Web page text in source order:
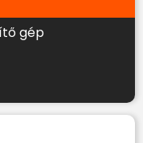
gép